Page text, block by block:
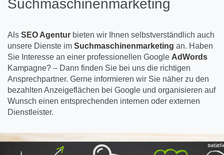
Suchmaschinenmarketing
Als SEO Agentur bieten wir Ihnen selbstverständlich auch
unsere Dienste im Suchmaschinenmarketing an. Haben
Sie Interesse an einer professionellen Google AdWords
Kampagne? – Dann finden Sie bei uns die richtigen
Ansprechpartner. Gerne informieren wir Sie näher zu den
bezahlten Anzeigeflächen bei Google und organisieren auf
Wunsch einen entsprechenden internen oder externen
Dienstleister.